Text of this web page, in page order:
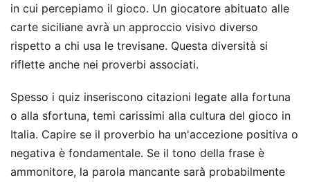
in cui percepiamo il gioco. Un giocatore abituato alle
carte siciliane avrà un approccio visivo diverso
rispetto a chi usa le trevisane. Questa diversità si
riflette anche nei proverbi associati.
Spesso i quiz inseriscono citazioni legate alla fortuna
o alla sfortuna, temi carissimi alla cultura del gioco in
Italia. Capire se il proverbio ha un'accezione positiva o
negativa è fondamentale. Se il tono della frase è
ammonitore, la parola mancante sarà probabilmente